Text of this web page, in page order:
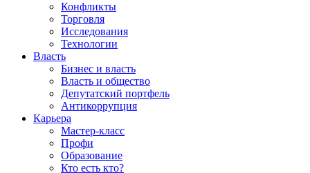
Конфликты
Торговля
Исследования
Технологии
Власть
Бизнес и власть
Власть и общество
Депутатский портфель
Антикоррупция
Карьера
Мастер-класс
Профи
Образование
Кто есть кто?